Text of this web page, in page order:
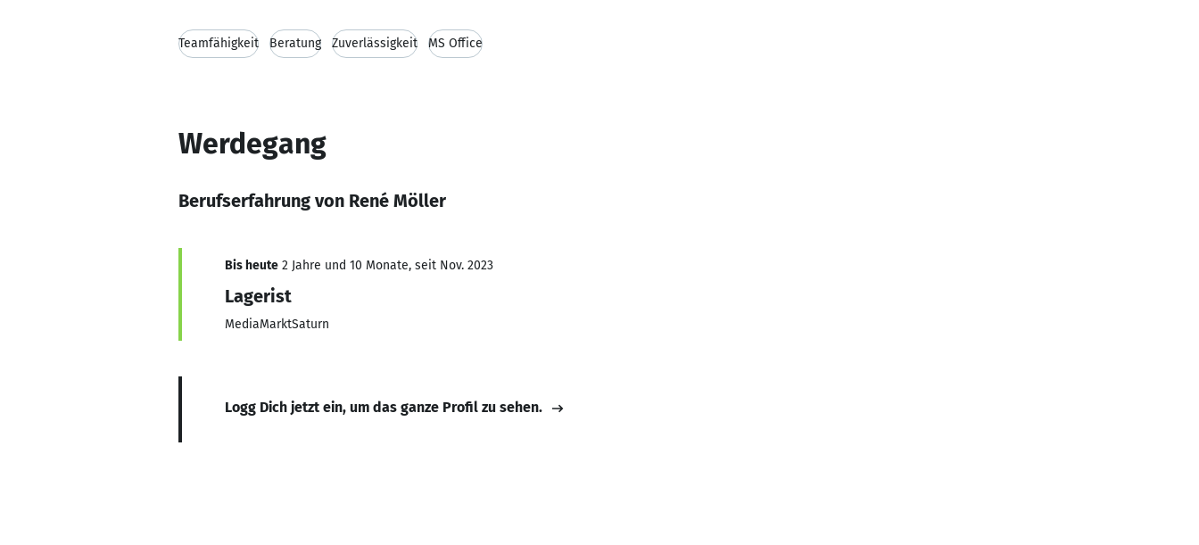
Teamfähigkeit Beratung Zuverlässigkeit MS Office
Werdegang
Berufserfahrung von René Möller
Bis heute 2 Jahre und 10 Monate, seit Nov. 2023
Lagerist
MediaMarktSaturn
Logg Dich jetzt ein, um das ganze Profil zu sehen.